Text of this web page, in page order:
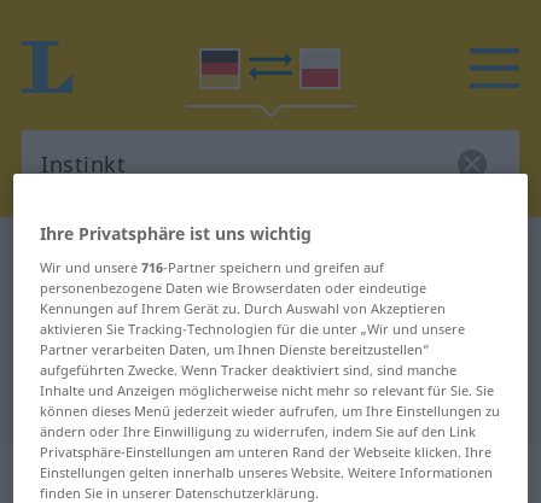
Deutsch-Polnisch Übersetzung für
"Instinkt"
"Instinkt" Polnisch Übersetzung
„Instinkt“: Neutrum, sächlich
Ihre Privatsphäre ist uns wichtig
Wir und unsere716-Partner speichern und greifen auf
personenbezogene Daten wie Browserdaten oder eindeutige
Kennungen auf Ihrem Gerät zu. Durch Auswahl von Akzeptieren
aktivieren Sie Tracking-Technologien für die unter „Wir und unsere
Partner verarbeiten Daten, um Ihnen Dienste bereitzustellen“
aufgeführten Zwecke. Wenn Tracker deaktiviert sind, sind manche
Inhalte und Anzeigen möglicherweise nicht mehr so relevant für Sie. Sie
können dieses Menü jederzeit wieder aufrufen, um Ihre Einstellungen zu
ändern oder Ihre Einwilligung zu widerrufen, indem Sie auf den Link
Privatsphäre-Einstellungen am unteren Rand der Webseite klicken. Ihre
Einstellungen gelten innerhalb unseres Website. Weitere Informationen
finden Sie in unserer Datenschutzerklärung.